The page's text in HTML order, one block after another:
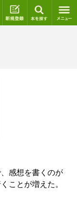
ログイン 新規登録
感想を書くのが
ことが増えた。